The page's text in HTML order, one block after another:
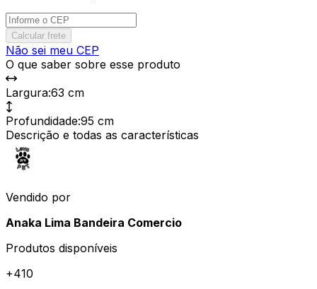
Calcular frete
Não sei meu CEP
O que saber sobre esse produto
Largura:63 cm
Profundidade:95 cm
Descrição e todas as características
Vendido por
Anaka Lima Bandeira Comercio
Produtos disponíveis
+410